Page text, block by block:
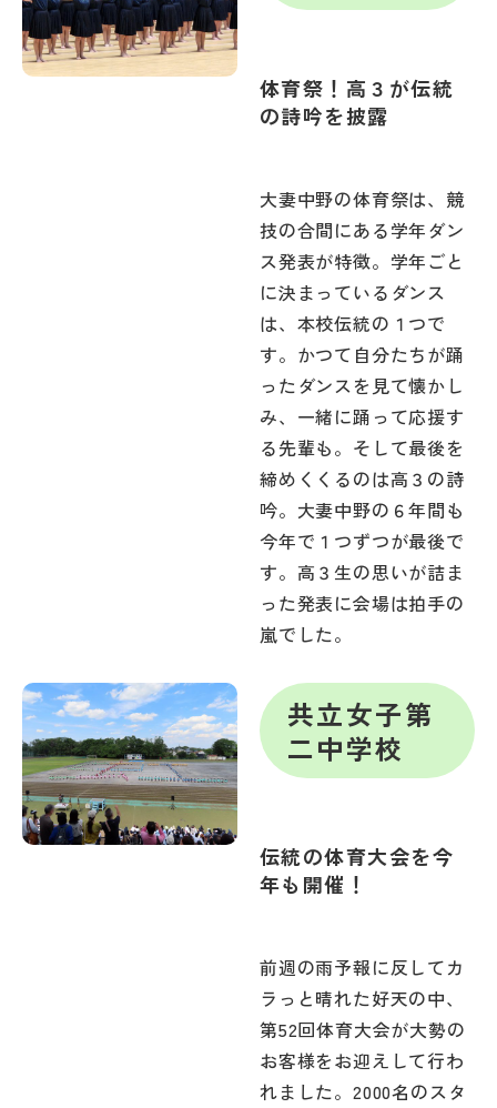
体育祭！高３が伝統
の詩吟を披露
大妻中野の体育祭は、競
技の合間にある学年ダン
ス発表が特徴。学年ごと
に決まっているダンス
は、本校伝統の１つで
す。かつて自分たちが踊
ったダンスを見て懐かし
み、一緒に踊って応援す
る先輩も。そして最後を
締めくくるのは高３の詩
吟。大妻中野の６年間も
今年で１つずつが最後で
す。高３生の思いが詰ま
った発表に会場は拍手の
嵐でした。
共立女子第
二中学校
伝統の体育大会を今
年も開催！
前週の雨予報に反してカ
ラっと晴れた好天の中、
第52回体育大会が大勢の
お客様をお迎えして行わ
れました。2000名のスタ